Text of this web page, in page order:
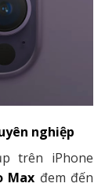
nghiệp
trên iPhone
Max đem đến